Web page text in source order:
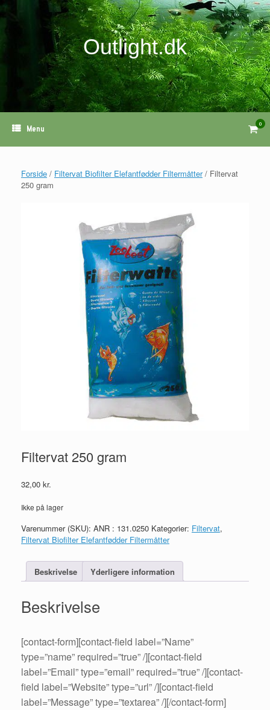
Gå
til
Outlight.dk
Menu
View
cart
0
Forside / Filtervat Biofilter Elefantfødder Filtermåtter/ Filtervat
250 gram
Filtervat 250 gram
32,00 kr.
Ikke på lager
Varenummer (SKU): ANR : 131.0250 Kategorier: Filtervat,
Filtervat Biofilter Elefantfødder Filtermåtter
Beskrivelse Yderligere information
Beskrivelse
[contact-form][contact-field label=”Name”
type=”name” required=”true” /][contact-field
label=”Email” type=”email” required=”true” /][contact-
field label=”Website” type=”url” /][contact-field
label=”Message” type=”textarea” /][/contact-form]